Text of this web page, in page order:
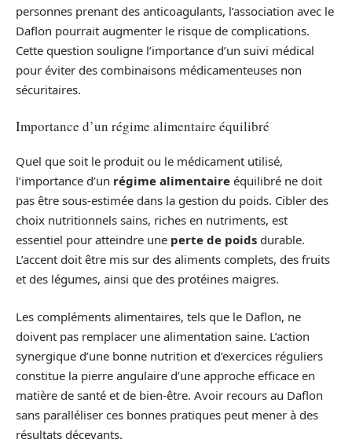
personnes prenant des anticoagulants, l’association avec le
Daflon pourrait augmenter le risque de complications.
Cette question souligne l’importance d’un suivi médical
pour éviter des combinaisons médicamenteuses non
sécuritaires.
Importance d’un régime alimentaire équilibré
Quel que soit le produit ou le médicament utilisé,
l’importance d’un régime alimentaire équilibré ne doit
pas être sous-estimée dans la gestion du poids. Cibler des
choix nutritionnels sains, riches en nutriments, est
essentiel pour atteindre une perte de poids durable.
L’accent doit être mis sur des aliments complets, des fruits
et des légumes, ainsi que des protéines maigres.
Les compléments alimentaires, tels que le Daflon, ne
doivent pas remplacer une alimentation saine. L’action
synergique d’une bonne nutrition et d’exercices réguliers
constitue la pierre angulaire d’une approche efficace en
matière de santé et de bien-être. Avoir recours au Daflon
sans paralléliser ces bonnes pratiques peut mener à des
résultats décevants.